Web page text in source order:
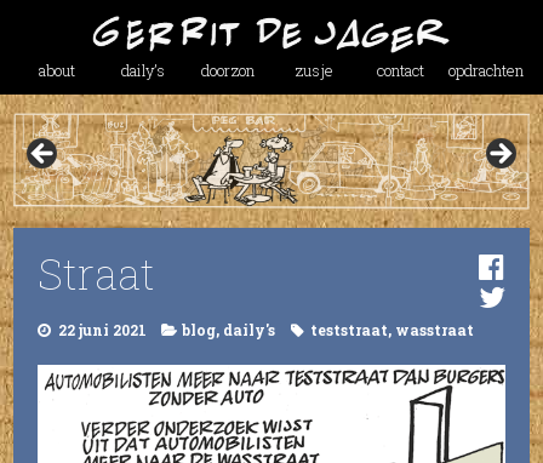
about daily’s doorzon zusje contact opdrachten
Straat
22 juni 2021 blog, daily's teststraat, wasstraat